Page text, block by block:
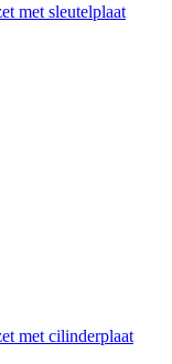
met sleutelplaat
met cilinderplaat